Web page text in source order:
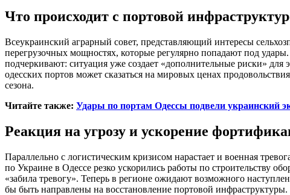
Что происходит с портовой
Всеукраинский аграрный совет, представляющий интересы
перегрузочных мощностях, которые регулярно попадают под
подчеркивают: ситуация уже создает «дополнительные риски»
одесских портов может сказаться на мировых ценах
сезона.
Читайте также: Удары по портам Одессы подвели украинский
Реакция на угрозу и ускорение
Параллельно с логистическим кризисом нарастает и военная
по Украине в Одессе резко ускорились работы по строительству
«забила тревогу». Теперь в регионе ожидают возможного
бы быть направлены на восстановление портовой инфраструктуры.